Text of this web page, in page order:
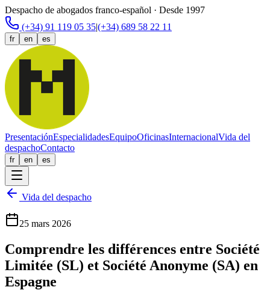
Despacho de abogados franco-español · Desde 1997
(+34) 91 119 05 35|(+34) 689 58 22 11
fr en es
PresentaciónEspecialidadesEquipoOficinasInternacionalVida del
despachoContacto
fr en es
Vida del despacho
25 mars 2026
Comprendre les différences entre Société
Limitée (SL) et Société Anonyme (SA) en
Espagne